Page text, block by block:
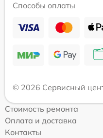
Способы оплаты
© 2026 Сервисный
Стоимость ремонта
Оплата и доставка
Контакты